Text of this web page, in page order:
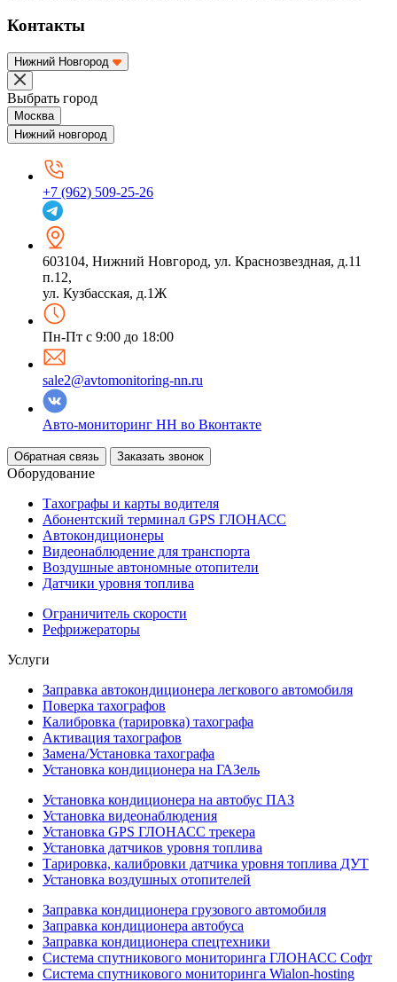
Контакты
Нижний Новгород
Выбрать город
Москва
Нижний новгород
+7 (962) 509-25-26
603104, Нижний Новгород, ул. Краснозвездная, д.11
п.12,
ул. Кузбасская, д.1Ж
Пн-Пт с 9:00 до 18:00
sale2@avtomonitoring-nn.ru
Авто-мониторинг НН во Вконтакте
Обратная связь Заказать звонок
Оборудование
Тахографы и карты водителя
Абонентский терминал GPS ГЛОНАСС
Автокондиционеры
Видеонаблюдение для транспорта
Воздушные автономные отопители
Датчики уровня топлива
Ограничитель скорости
Рефрижераторы
Услуги
Заправка автокондиционера легкового автомобиля
Поверка тахографов
Калибровка (тарировка) тахографа
Активация тахографов
Замена/Установка тахографа
Установка кондиционера на ГАЗель
Установка кондиционера на автобус ПАЗ
Установка видеонаблюдения
Установка GPS ГЛОНАСС трекера
Установка датчиков уровня топлива
Тарировка, калибровки датчика уровня топлива ДУТ
Установка воздушных отопителей
Заправка кондиционера грузового автомобиля
Заправка кондиционера автобуса
Заправка кондиционера спецтехники
Система спутникового мониторинга ГЛОНАСС Софт
Система спутникового мониторинга Wialon-hosting